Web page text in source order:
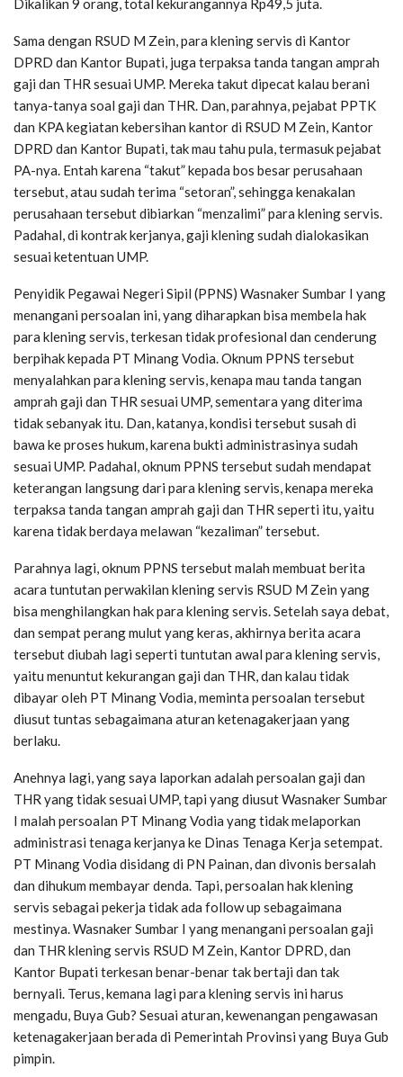
Dikalikan 9 orang, total kekurangannya Rp49,5 juta.
Sama dengan RSUD M Zein, para klening servis di Kantor
DPRD dan Kantor Bupati, juga terpaksa tanda tangan amprah
gaji dan THR sesuai UMP. Mereka takut dipecat kalau berani
tanya-tanya soal gaji dan THR. Dan, parahnya, pejabat PPTK
dan KPA kegiatan kebersihan kantor di RSUD M Zein, Kantor
DPRD dan Kantor Bupati, tak mau tahu pula, termasuk pejabat
PA-nya. Entah karena “takut” kepada bos besar perusahaan
tersebut, atau sudah terima “setoran”, sehingga kenakalan
perusahaan tersebut dibiarkan “menzalimi” para klening servis.
Padahal, di kontrak kerjanya, gaji klening sudah dialokasikan
sesuai ketentuan UMP.
Penyidik Pegawai Negeri Sipil (PPNS) Wasnaker Sumbar I yang
menangani persoalan ini, yang diharapkan bisa membela hak
para klening servis, terkesan tidak profesional dan cenderung
berpihak kepada PT Minang Vodia. Oknum PPNS tersebut
menyalahkan para klening servis, kenapa mau tanda tangan
amprah gaji dan THR sesuai UMP, sementara yang diterima
tidak sebanyak itu. Dan, katanya, kondisi tersebut susah di
bawa ke proses hukum, karena bukti administrasinya sudah
sesuai UMP. Padahal, oknum PPNS tersebut sudah mendapat
keterangan langsung dari para klening servis, kenapa mereka
terpaksa tanda tangan amprah gaji dan THR seperti itu, yaitu
karena tidak berdaya melawan “kezaliman” tersebut.
Parahnya lagi, oknum PPNS tersebut malah membuat berita
acara tuntutan perwakilan klening servis RSUD M Zein yang
bisa menghilangkan hak para klening servis. Setelah saya debat,
dan sempat perang mulut yang keras, akhirnya berita acara
tersebut diubah lagi seperti tuntutan awal para klening servis,
yaitu menuntut kekurangan gaji dan THR, dan kalau tidak
dibayar oleh PT Minang Vodia, meminta persoalan tersebut
diusut tuntas sebagaimana aturan ketenagakerjaan yang
berlaku.
Anehnya lagi, yang saya laporkan adalah persoalan gaji dan
THR yang tidak sesuai UMP, tapi yang diusut Wasnaker Sumbar
I malah persoalan PT Minang Vodia yang tidak melaporkan
administrasi tenaga kerjanya ke Dinas Tenaga Kerja setempat.
PT Minang Vodia disidang di PN Painan, dan divonis bersalah
dan dihukum membayar denda. Tapi, persoalan hak klening
servis sebagai pekerja tidak ada follow up sebagaimana
mestinya. Wasnaker Sumbar I yang menangani persoalan gaji
dan THR klening servis RSUD M Zein, Kantor DPRD, dan
Kantor Bupati terkesan benar-benar tak bertaji dan tak
bernyali. Terus, kemana lagi para klening servis ini harus
mengadu, Buya Gub? Sesuai aturan, kewenangan pengawasan
ketenagakerjaan berada di Pemerintah Provinsi yang Buya Gub
pimpin.